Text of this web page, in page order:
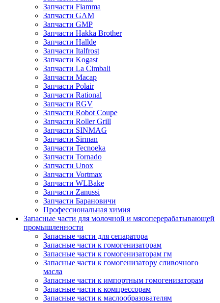
Запчасти Fiamma
Запчасти GAM
Запчасти GMP
Запчасти Hakka Brother
Запчасти Hallde
Запчасти Italfrost
Запчасти Kogast
Запчасти La Cimbali
Запчасти Macap
Запчасти Polair
Запчасти Rational
Запчасти RGV
Запчасти Robot Coupe
Запчасти Roller Grill
Запчасти SINMAG
Запчасти Sirman
Запчасти Tecnoeka
Запчасти Tornado
Запчасти Unox
Запчасти Vortmax
Запчасти WLBake
Запчасти Zanussi
Запчасти Барановичи
Профессиональная химия
Запасные части для молочной и мясоперерабатывающей
промышленности
Запасные части для сепаратора
Запасные части к гомогенизаторам
Запасные части к гомогенизаторам гм
Запасные части к гомогенизатору сливочного
масла
Запасные части к импортным гомогенизаторам
Запасные части к компрессорам
Запасные части к маслообразователям